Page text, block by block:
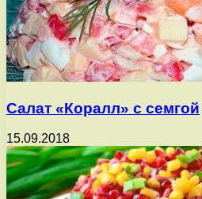
Салат «Коралл» с семгой
15.09.2018